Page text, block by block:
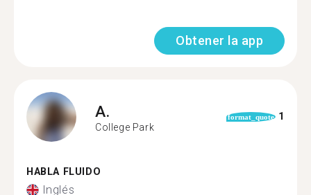
Obtener la app
A.
College Park
format_quote 1
HABLA FLUIDO
Inglés